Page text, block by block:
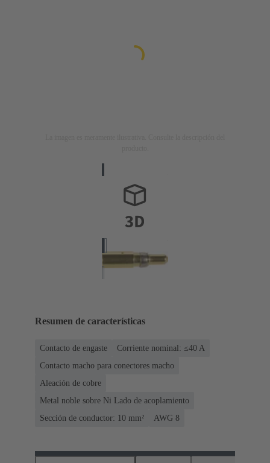
Resumen de características
Contacto de engaste
Corriente nominal: ≤40 A
Contacto macho para conectores macho
Aleación de cobre
Metal noble sobre Ni Lado de acoplamiento
Sección de conductor: 10 mm²
AWG 8